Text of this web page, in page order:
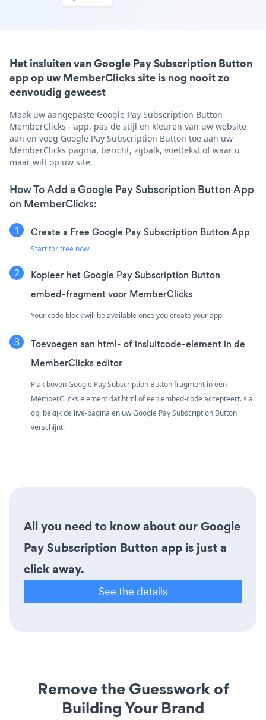
Het insluiten van Google Pay Subscription Button
app op uw MemberClicks site is nog nooit zo
eenvoudig geweest
Maak uw aangepaste Google Pay Subscription Button
MemberClicks - app, pas de stijl en kleuren van uw website
aan en voeg Google Pay Subscription Button toe aan uw
MemberClicks pagina, bericht, zijbalk, voettekst of waar u
maar wilt op uw site.
How To Add a Google Pay Subscription Button App
on MemberClicks:
Create a Free Google Pay Subscription Button App
Start for free now
Kopieer het Google Pay Subscription Button
embed-fragment voor MemberClicks
Your code block will be available once you create your app
Toevoegen aan html- of insluitcode-element in de
MemberClicks editor
Plak boven Google Pay Subscription Button fragment in een
MemberClicks element dat html of een embed-code accepteert. sla
op, bekijk de live-pagina en uw Google Pay Subscription Button
verschijnt!
All you need to know about our Google
Pay Subscription Button app is just a
click away.
See the details
Remove the Guesswork of
Building Your Brand